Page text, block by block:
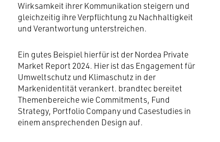
Wirksamkeit ihrer Kommunikation steigern und
gleichzeitig ihre Verpflichtung zu Nachhaltigkeit
und Verantwortung unterstreichen.
Ein gutes Beispiel hierfür ist der Nordea Private
Market Report 2024. Hier ist das Engagement für
Umweltschutz und Klimaschutz in der
Markenidentität verankert. brandtec bereitet
Themenbereiche wie Commitments, Fund
Strategy, Portfolio Company und Casestudies in
einem ansprechenden Design auf.